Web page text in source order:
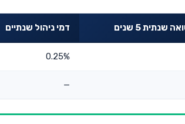
שנתית 5 שנים דמי ניהול שנתיים
0.25%
—